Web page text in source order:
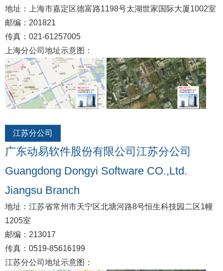
地址：上海市嘉定区德富路1198号太湖世家国际大厦1002室
邮编：201821
传真：021-61257005
上海分公司地址示意图：
江苏分公司
广东动易软件股份有限公司江苏分公司
Guangdong Dongyi Software CO.,Ltd.
Jiangsu Branch
地址：江苏省常州市天宁区北塘河路8号恒生科技园二区1幢
1205室
邮编：213017
传真：0519-85616199
江苏分公司地址示意图：